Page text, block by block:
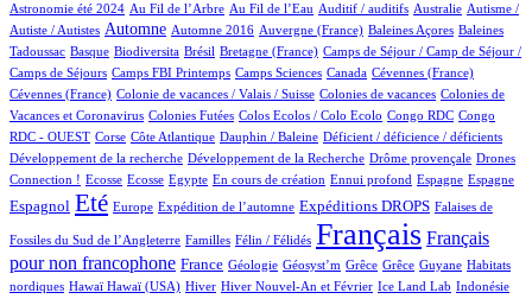
Astronomie été 2024
23/898 Au Fil de l’Arbre
13/898 Au Fil de l’Eau
2/898 Auditif / auditifs
1/898 Australie
2/898
Autisme /
Autiste / Autistes
401/898 Automne
5/898 Automne 2016
6/898 Auvergne (France)
1/898 Baleines Açores
2/898
Baleines
Tadoussac
1/898 Basque
85/898 Biodiversita
1/898 Brésil
14/898 Bretagne (France)
79/898
Camps de Séjour / Camp de Séjour /
Camps de Séjours
3/898 Camps FBI Printemps
13/898 Camps Sciences
6/898 Canada
3/898 Cévennes (France)
2/898
Cévennes (France)
1/898 Colonie de vacances / Valais / Suisse
5/898 Colonies de vacances
4/898
Colonies de
Vacances et Coronavirus
1/898 Colonies Futées
1/898 Colos Ecolos / Colo Ecolo
2/898 Congo RDC
2/898
Congo
RDC - OUEST
1/898 Corse
20/898 Côte Atlantique
1/898 Dauphin / Baleine
2/898 Déficient / déficience / déficients
1/898
Développement de la recherche
1/898 Développement de la Recherche
1/898 Drôme provençale
25/898
Drones
Connection !
1/898 Ecosse
1/898 Ecosse
1/898 Egypte
18/898 En cours de création
1/898 Ennui profond
37/898 Espagne
17/898 Espagne
238/898
Espagnol
674/898 Eté
12/898 Europe
134/898 Expédition de l’automne
211/898 Expéditions DROPS
6/898 Falaises de
Fossiles du Sud de l’Angleterre Familles Félin / Félidés Français Français
pour non francophone
291/898 France
46/898 Géologie
1/898 Géosyst’m
1/898 Grêce
1/898 Grêce
1/898 Guyane
2/898
Habitats
nordiques
2/898 Hawaï
2/898 Hawaï (USA)
141/898 Hiver
23/898 Hiver Nouvel-An et Février
13/898 Ice Land Lab
1/898 Indonésie
1/898